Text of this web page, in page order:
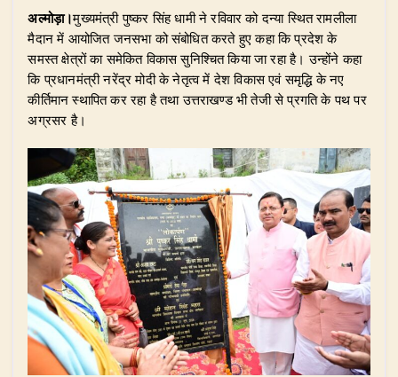
अल्मोड़ा।मुख्यमंत्री पुष्कर सिंह धामी ने रविवार को दन्या स्थित रामलीला
मैदान में आयोजित जनसभा को संबोधित करते हुए कहा कि प्रदेश के
समस्त क्षेत्रों का समेकित विकास सुनिश्चित किया जा रहा है। उन्होंने कहा
कि प्रधानमंत्री नरेंद्र मोदी के नेतृत्व में देश विकास एवं समृद्धि के नए
कीर्तिमान स्थापित कर रहा है तथा उत्तराखण्ड भी तेजी से प्रगति के पथ पर
अग्रसर है।